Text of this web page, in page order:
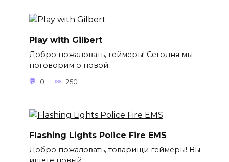
Play with Gilbert
Добро пожаловать, геймеры! Сегодня мы
поговорим о новой
0 250
Flashing Lights Police Fire EMS
Добро пожаловать, товарищи геймеры! Вы